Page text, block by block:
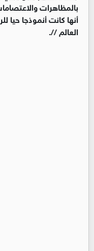
بالمظاهرات
أنها كانت أنموذجا حيا
العالم //.